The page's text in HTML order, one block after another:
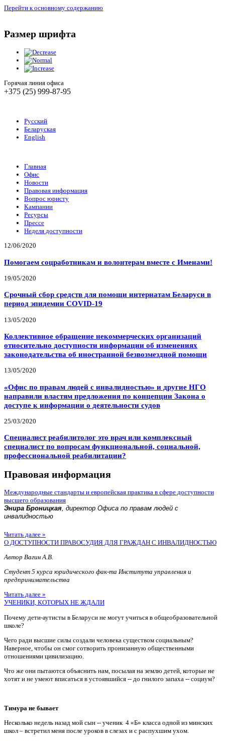
Перейти к основному содержанию
Размер шрифта
Горячая линия офиса
+375 (25) 999-87-95
Русский
Беларуская
English
Главная
Офис
Новости
Правовая информация
Вопрос юристу
Кампании
Ресурсы
Прессе
Неделя доступности
12/06/2020
Помогаем соцработникам и волонтерам вместе с Именами!
19/05/2020
Срочный сбор средств для помощи интернатам Беларуси в
период эпидемии COVID-19
13/05/2020
Коллективное обращение некоммерческих организаций
относительно доступности информации об изменениях
законодательства об иностранной безвозмездной помощи
13/05/2020
«Офис по правам людей с инвалидностью» и другие НГО
направили властям предложения по концепции Закона о
доступе к информации о деятельности судов
25/03/2020
Специалист реабилитолог это врач или комплексный
специалист по вопросам функциональной, социальной,
профессиональной реабилитации?
Правовая информация
Международные стандарты и европейская практика в сфере доступности
высшего образования
Энира Броницкая, директор Офиса по правам людей с
инвалидностью
Читать далее »
О ДОСТУПНОСТИ ПРАВОСУДИЯ ДЛЯ ГРАЖДАН С ИНВАЛИДНОСТЬЮ
Автор Вагин А.В.
Студент 5 курса юридического фак-та Института управления и
предпринимательства
Читать далее »
УЧЕНИКИ, КОТОРЫХ НЕ ЖДАЛИ
Почему дети-аутисты в Беларуси не могут учиться в общеобразовательной
школе?
Чего ради высшие силы создали человека существом социальным?
Наверное, чтобы он смог сотворить пронизанную общественными
отношениями цивилизацию.
Что же они пытаются объяснить нам, посылая на землю детей, которые не
хотят и не умеют вписаться в устоявшийся -- до гнилого запаха -- социум?
Тимура не бывает
Несколько недель назад мой сын -- ученик 4 «Б» класса одной из минских
школ – встретил меня после уроков в слезах и с распухшим ухом.